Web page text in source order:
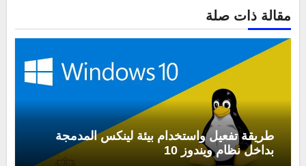
مقالة ذات صلة
طريقة تفعيل واستخدام بيئة لينكس المدمجة
بداخل نظام ويندوز 10